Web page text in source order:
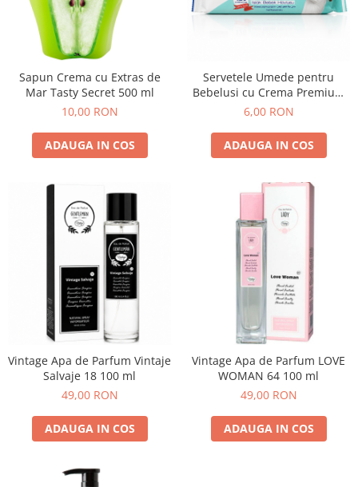
Sapun Crema cu Extras de
Mar Tasty Secret 500 ml
10,00 RON
ADAUGA IN COS
Servetele Umede pentru
Bebelusi cu Crema Premium
Ultra Soft Aquella 120 buc
6,00 RON
ADAUGA IN COS
Vintage Apa de Parfum Vintaje
Salvaje 18 100 ml
49,00 RON
ADAUGA IN COS
Vintage Apa de Parfum LOVE
WOMAN 64 100 ml
49,00 RON
ADAUGA IN COS